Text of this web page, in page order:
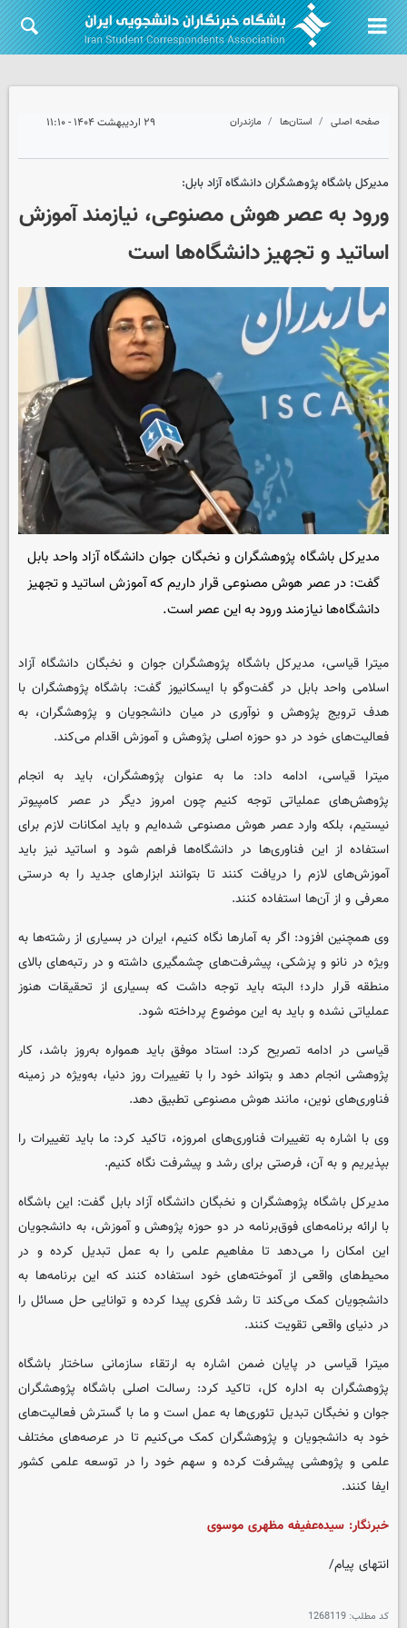
صفحه اصلی استان‌ها مازندران ۲۹ اردیبهشت ۱۴۰۴ - ۱۱:۱۰
مدیرکل باشگاه پژوهشگران دانشگاه آزاد بابل:
ورود به عصر هوش مصنوعی، نیازمند آموزش
اساتید و تجهیز دانشگاه‌ها است
مدیرکل باشگاه پژوهشگران و نخبگان جوان دانشگاه آزاد واحد بابل
گفت: در عصر هوش مصنوعی قرار داریم که آموزش اساتید و تجهیز
دانشگاه‌ها نیازمند ورود به این عصر است.
میترا قیاسی، مدیرکل باشگاه پژوهشگران جوان و نخبگان دانشگاه آزاد
اسلامی واحد بابل در گفت‌وگو باایسکانیوز گفت: باشگاه پژوهشگران با
هدف ترویج پژوهش و نوآوری در میان دانشجویان و پژوهشگران، به
فعالیت‌های خود در دو حوزه اصلی پژوهش و آموزش اقدام می‌کند.
میترا قیاسی، ادامه داد: ما به عنوان پژوهشگران، باید به انجام
پژوهش‌های عملیاتی توجه کنیم چون امروز دیگر در عصر کامپیوتر
نیستیم، بلکه وارد عصر هوش مصنوعی شده‌ایم و باید امکانات لازم برای
استفاده از این فناوری‌ها در دانشگاه‌ها فراهم شود و اساتید نیز باید
آموزش‌های لازم را دریافت کنند تا بتوانند ابزارهای جدید را به درستی
معرفی و از آن‌ها استفاده کنند.
وی همچنین افزود: اگر به آمارها نگاه کنیم، ایران در بسیاری از رشته‌ها به
ویژه در نانو و پزشکی، پیشرفت‌های چشمگیری داشته و در رتبه‌های بالای
منطقه قرار دارد؛ البته باید توجه داشت که بسیاری از تحقیقات هنوز
عملیاتی نشده و باید به این موضوع پرداخته شود.
قیاسی در ادامه تصریح کرد: استاد موفق باید همواره به‌روز باشد، کار
پژوهشی انجام دهد و بتواند خود را با تغییرات روز دنیا، به‌ویژه در زمینه
فناوری‌های نوین، مانند هوش مصنوعی تطبیق دهد.
وی با اشاره به تغییرات فناوری‌های امروزه، تاکید کرد: ما باید تغییرات را
بپذیریم و به آن‌، فرصتی برای رشد و پیشرفت نگاه کنیم.
مدیرکل باشگاه پژوهشگران و نخبگان دانشگاه آزاد بابل گفت: این باشگاه
با ارائه برنامه‌های فوق‌برنامه در دو حوزه پژوهش و آموزش، به دانشجویان
این امکان را می‌دهد تا مفاهیم علمی را به عمل تبدیل کرده و در
محیط‌های واقعی از آموخته‌های خود استفاده کنند که این برنامه‌ها به
دانشجویان کمک می‌کند تا رشد فکری پیدا کرده و توانایی حل مسائل را
در دنیای واقعی تقویت کنند.
میترا قیاسی در پایان ضمن اشاره به ارتقاء سازمانی ساختار باشگاه
پژوهشگران به اداره کل، تاکید کرد: رسالت اصلی باشگاه پژوهشگران
جوان و نخبگان تبدیل تئوری‌ها به عمل است و ما با گسترش فعالیت‌های
خود به دانشجویان و پژوهشگران کمک می‌کنیم تا در عرصه‌های مختلف
علمی و پژوهشی پیشرفت کرده و سهم خود را در توسعه علمی کشور
ایفا کنند.
خبرنگار: سیده‌عفیفه مظهری موسوی
انتهای پیام/
کد مطلب: 1268119